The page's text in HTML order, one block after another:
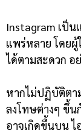
Instagram เป็
แพร่หลาย โดยผู้
ได้ตามสะดวก อ
หากไม่ปฏิบัติตา
ลงโทษต่างๆ ขึ้
อาจเกิดขึ้นบน